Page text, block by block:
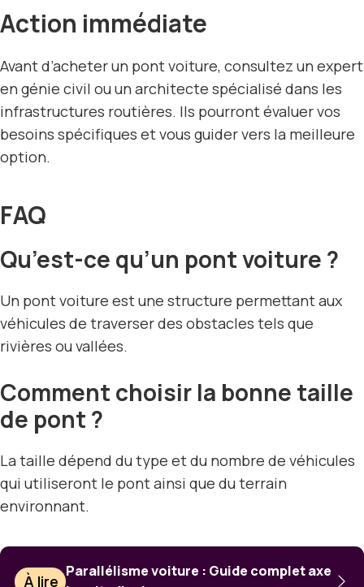
Action immédiate
Avant d’acheter un pont voiture, consultez un expert
en génie civil ou un architecte spécialisé dans les
infrastructures routières. Ils pourront évaluer vos
besoins spécifiques et vous guider vers la meilleure
option.
FAQ
Qu’est-ce qu’un pont voiture ?
Un pont voiture est une structure permettant aux
véhicules de traverser des obstacles tels que
rivières ou vallées.
Comment choisir la bonne taille
de pont ?
La taille dépend du type et du nombre de véhicules
qui utiliseront le pont ainsi que du terrain
environnant.
À lire
Parallélisme voiture : Guide complet axe